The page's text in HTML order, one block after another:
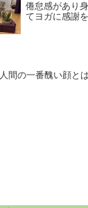
倦怠感があり
てヨガに感謝
人間の一番醜い顔とは